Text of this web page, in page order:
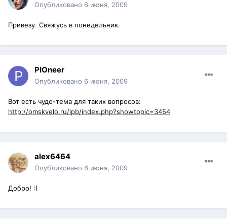
Опубликовано 6 июня, 2009
Привезу. Свяжусь в понедельник.
PIOneer
Опубликовано 6 июня, 2009
Вот есть чудо-тема для таких вопросов:
http://omskvelo.ru/ipb/index.php?showtopic=3454
alex6464
Опубликовано 6 июня, 2009
Добро! :)